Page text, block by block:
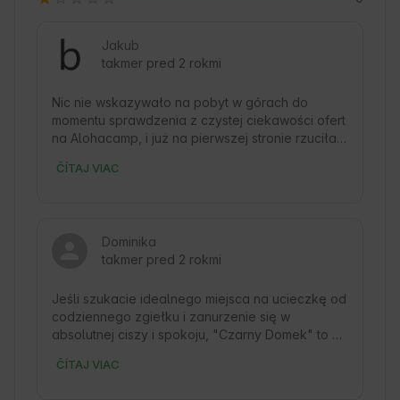
Jakub
takmer pred 2 rokmi
Nic nie wskazywało na pobyt w górach do
momentu sprawdzenia z czystej ciekawości ofert
na Alohacamp, i już na pierwszej stronie rzuciła
jednogłośnie decyzja zapadła na tak!
na miejscu od razu zauważyliśmy że zdjęcia
nigdy nie oddadzą tak pięknej panoramy jaką
i czystość była na najwyższym poziomie,
dodatkowo korzystaliśmy z sauny oraz balii, od
razu każdemu polecamy skorzystać z kompletu
naprawdę z najwyższej półki, domek jest
ČÍTAJ VIAC
Dominika
takmer pred 2 rokmi
Jeśli szukacie idealnego miejsca na ucieczkę od
codziennego zgiełku i zanurzenie się w
absolutnej ciszy i spokoju, "Czarny Domek" to
oczekiwania. Ten uroczy domek położony jest
ČÍTAJ VIAC